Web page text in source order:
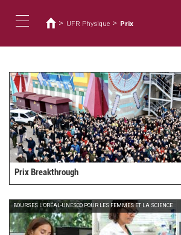
容
navigation
在
這
裡
> UFR Physique > Prix
Prix Breakthrough
BOURSES L’ORÉAL-UNESCO POUR LES FEMMES ET LA SCIENCE